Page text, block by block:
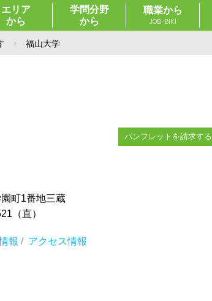
エリア
から
学問分野
から
職業から
JOB-BIKI
福山大学
町1番地三蔵
（直）
パンフレットを請求する
報 / アクセス情報